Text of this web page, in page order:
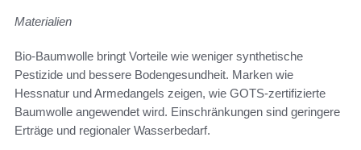
Materialien
Bio-Baumwolle bringt Vorteile wie weniger synthetische
Pestizide und bessere Bodengesundheit. Marken wie
Hessnatur und Armedangels zeigen, wie GOTS-zertifizierte
Baumwolle angewendet wird. Einschränkungen sind geringere
Erträge und regionaler Wasserbedarf.